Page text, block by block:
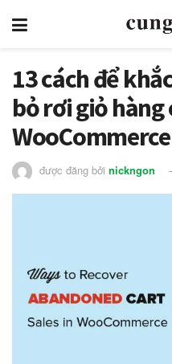
13 cách để
bỏ rơi giỏ hàng
WooCommerce
được đăng bởi nickngon